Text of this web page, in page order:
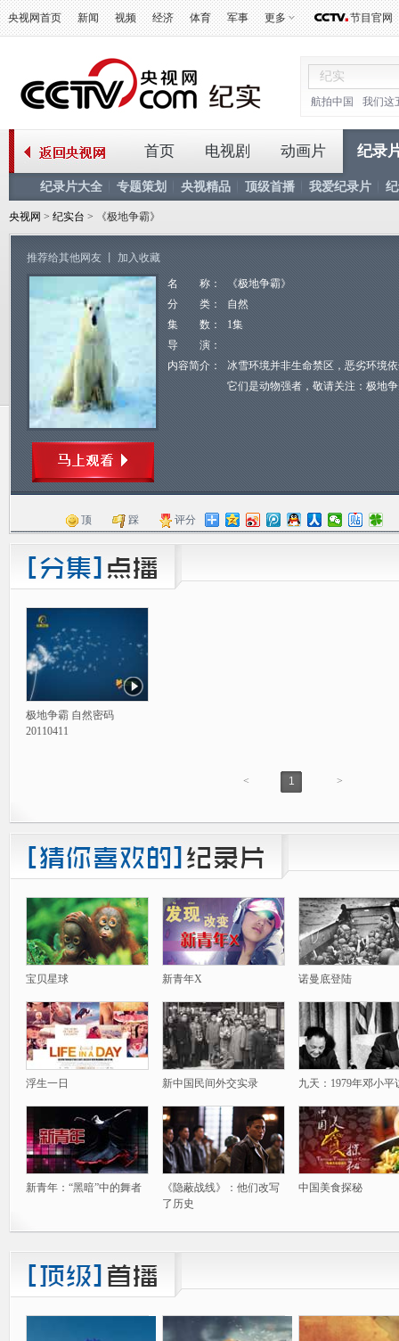
央视网首页 新闻 视频 经济 体育 军事 更多 节目官网
航拍中国 我们这
首页 电视剧 动画片 纪录
纪录片大全 专题策划 央视精品 顶级首播 我爱纪录片
央视网 > 纪实台 > 《极地争霸》
推荐给其他网友 加入收藏
名 称：
《极地争霸》
分 类：
自然
集 数：
1集
导 演：
内容简介：
冰雪环境并非生命禁区，恶劣环境
它们是动物强者，敬请关注：极地
顶 踩 评分
极地争霸 自然密码
20110411
< 1 >
宝贝星球 新青年X 诺曼底登陆
浮生一日 新中国民间外交实录 九天：1979年邓小平
新青年：“黑暗”中的舞者
《隐蔽战线》：他们改写
了历史
中国美食探秘